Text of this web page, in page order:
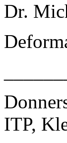
Dr.
ITP,